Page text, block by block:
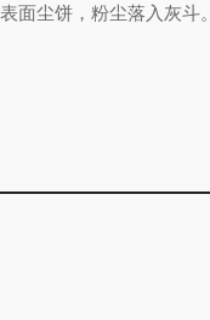
面尘饼，粉尘落入灰斗。